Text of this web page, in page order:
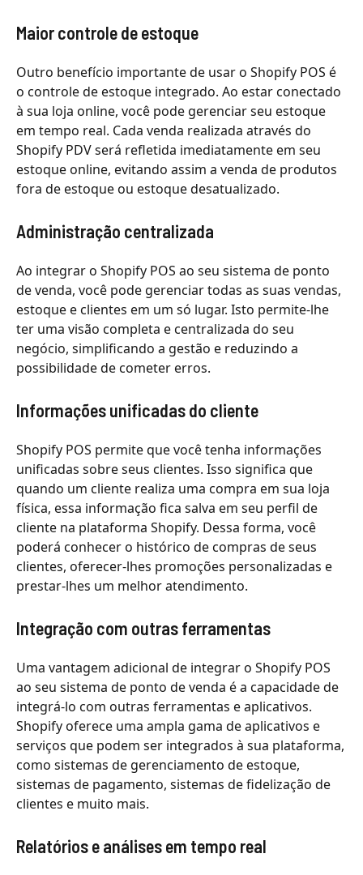
Maior controle de estoque
Outro benefício importante de usar o Shopify POS é
o controle de estoque integrado. Ao estar conectado
à sua loja online, você pode gerenciar seu estoque
em tempo real. Cada venda realizada através do
Shopify PDV será refletida imediatamente em seu
estoque online, evitando assim a venda de produtos
fora de estoque ou estoque desatualizado.
Administração centralizada
Ao integrar o Shopify POS ao seu sistema de ponto
de venda, você pode gerenciar todas as suas vendas,
estoque e clientes em um só lugar. Isto permite-lhe
ter uma visão completa e centralizada do seu
negócio, simplificando a gestão e reduzindo a
possibilidade de cometer erros.
Informações unificadas do cliente
Shopify POS permite que você tenha informações
unificadas sobre seus clientes. Isso significa que
quando um cliente realiza uma compra em sua loja
física, essa informação fica salva em seu perfil de
cliente na plataforma Shopify. Dessa forma, você
poderá conhecer o histórico de compras de seus
clientes, oferecer-lhes promoções personalizadas e
prestar-lhes um melhor atendimento.
Integração com outras ferramentas
Uma vantagem adicional de integrar o Shopify POS
ao seu sistema de ponto de venda é a capacidade de
integrá-lo com outras ferramentas e aplicativos.
Shopify oferece uma ampla gama de aplicativos e
serviços que podem ser integrados à sua plataforma,
como sistemas de gerenciamento de estoque,
sistemas de pagamento, sistemas de fidelização de
clientes e muito mais.
Relatórios e análises em tempo real